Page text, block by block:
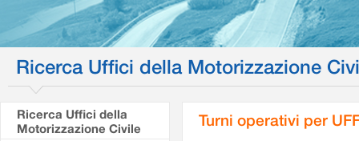
Ricerca Uffici della Motorizzazione
Ricerca Uffici della
Motorizzazione Civile
Turni operativi per